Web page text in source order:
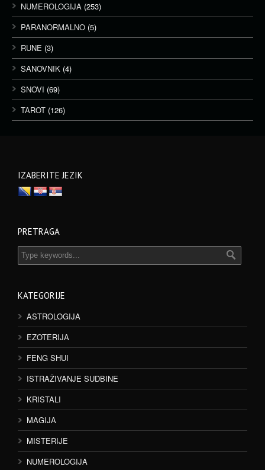
NUMEROLOGIJA (253)
PARANORMALNO (5)
RUNE (3)
SANOVNIK (4)
SNOVI (69)
TAROT (126)
IZABERITE JEZIK
PRETRAGA
KATEGORIJE
ASTROLOGIJA
EZOTERIJA
FENG SHUI
ISTRAŽIVANJE SUDBINE
KRISTALI
MAGIJA
MISTERIJE
NUMEROLOGIJA